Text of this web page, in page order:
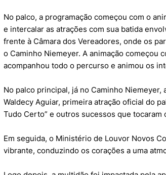
No palco, a programação começou com o
e intercalar as atrações com sua batida
frente à Câmara dos Vereadores, onde os
o Caminho Niemeyer. A animação começou
acompanhou todo o percurso e animou os
No palco principal, já no Caminho
Waldecy Aguiar, primeira atração oficial do
Tudo Certo” e outros sucessos que tocaram
Em seguida, o Ministério de Louvor Novos
vibrante, conduzindo os corações a uma